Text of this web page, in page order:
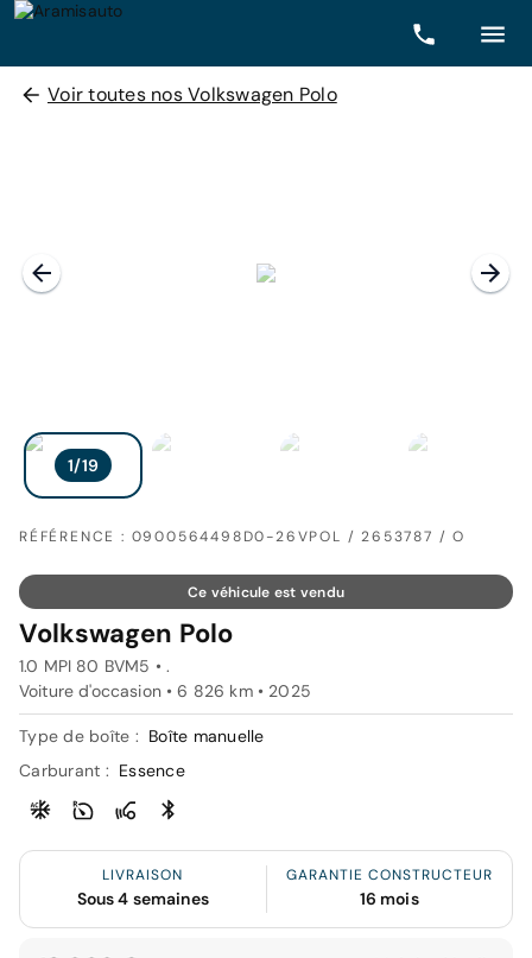
Voir toutes nos Volkswagen Polo
RÉFÉRENCE : 0900564498D0-26VPOL / 2653787 / O
Ce véhicule est vendu
Volkswagen Polo
1.0 MPI 80 BVM5 • .
Voiture d'occasion • 6 826 km • 2025
Type de boîte : Boîte manuelle
Carburant : Essence
LIVRAISON
Sous 4 semaines
GARANTIE CONSTRUCTEUR
16 mois